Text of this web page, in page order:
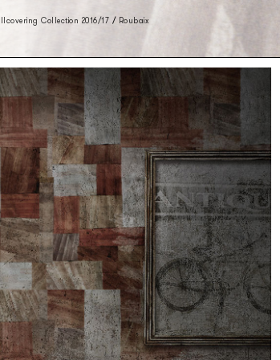
Collection 2016/17 / Roubaix